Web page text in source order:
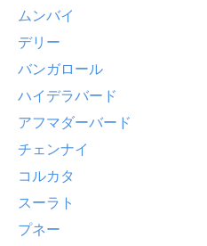
ムンバイ
デリー
バンガロール
ハイデラバード
アフマダーバード
チェンナイ
コルカタ
スーラト
プネー